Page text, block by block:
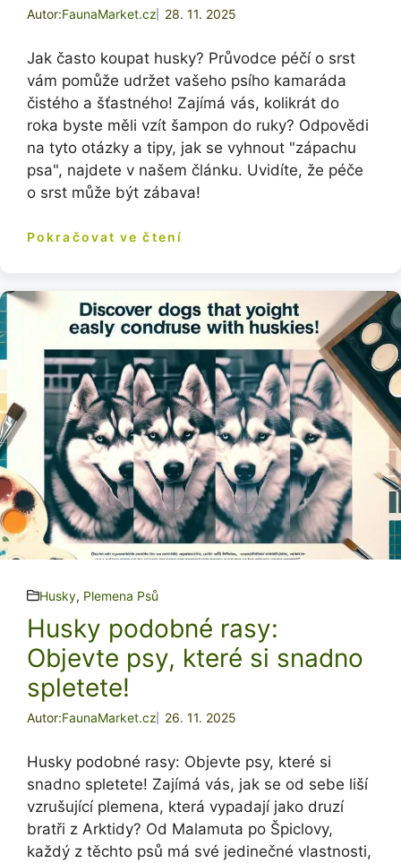
Autor:FaunaMarket.cz 28. 11. 2025
Jak často koupat husky? Průvodce péčí o srst
vám pomůže udržet vašeho psího kamaráda
čistého a šťastného! Zajímá vás, kolikrát do
roka byste měli vzít šampon do ruky? Odpovědi
na tyto otázky a tipy, jak se vyhnout "zápachu
psa", najdete v našem článku. Uvidíte, že péče
o srst může být zábava!
Pokračovat ve čtení
Husky, Plemena Psů
Husky podobné rasy:
Objevte psy, které si snadno
spletete!
Autor:FaunaMarket.cz 26. 11. 2025
Husky podobné rasy: Objevte psy, které si
snadno spletete! Zajímá vás, jak se od sebe liší
vzrušující plemena, která vypadají jako druzí
bratři z Arktidy? Od Malamuta po Špiclovy,
každý z těchto psů má své jedinečné vlastnosti,